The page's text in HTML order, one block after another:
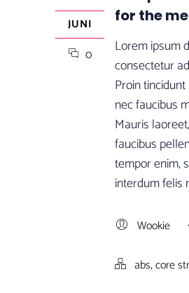
JUNI
0
for the
Lorem ipsum
consectetur
Proin
nec faucibus
Mauris
faucibus
tempor enim,
interdum felis
Wookie
abs,core